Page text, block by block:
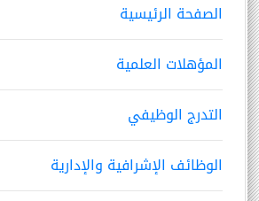
الصفحة الرئيسية
المؤهلات العلمية
التدرج الوظيفي
الوظائف الإشرافية والإدارية